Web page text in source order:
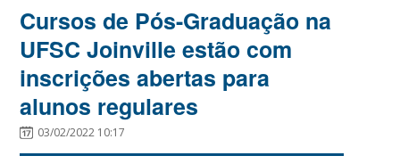
Cursos de Pós-Graduação na
UFSC Joinville estão com
inscrições abertas para
alunos regulares
03/02/2022 10:17